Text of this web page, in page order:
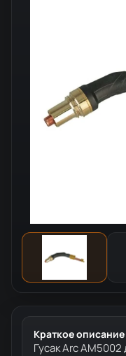
Краткое описание
Гусак Arc